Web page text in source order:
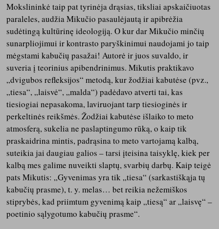
Mokslininkė taip pat tyrinėja drąsias, tiksliai apskaičiuotas
paraleles, audžia Mikučio pasaulėjautą ir apibrėžia
sudėtingą kultūrinę ideologiją. O kur dar Mikučio minčių
sunarpliojimui ir kontrasto paryškinimui naudojami jo taip
mėgstami kabučių pasažai! Autorė ir juos suvaldo, ir
suveria į teorinius apibendrinimus. Mikutis praktikavo
„dvigubos refleksijos“ metodą, kur žodžiai kabutėse (pvz.,
„tiesa“, „laisvė“, „malda“) padėdavo atverti tai, kas
tiesiogiai nepasakoma, laviruojant tarp tiesioginės ir
perkeltinės reikšmės. Žodžiai kabutėse išlaiko to meto
atmosferą, sukelia ne paslaptingumo rūką, o kaip tik
praskaidrina mintis, padrąsina to meto vartojamą kalbą,
suteikia jai daugiau galios – tarsi įteisina taisyklę, kiek per
kalbą mes galime nuveikti slaptų, svarbių darbų. Kaip teigė
pats Mikutis: „Gyvenimas yra tik „tiesa“ (sarkastiškąja tų
kabučių prasme), t. y. melas… bet reikia nežemiškos
stiprybės, kad priimtum gyvenimą kaip „tiesą“ ar „laisvę“ –
poetinio sąlygotumo kabučių prasme“.